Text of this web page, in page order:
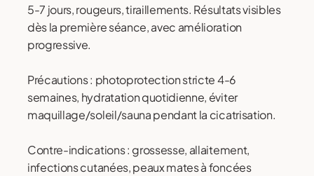
5-7 jours, rougeurs, tiraillements. Résultats visibles
dès la première séance, avec amélioration
progressive.
Précautions : photoprotection stricte 4-6
semaines, hydratation quotidienne, éviter
maquillage/soleil/sauna pendant la cicatrisation.
Contre-indications : grossesse, allaitement,
infections cutanées, peaux mates à foncées